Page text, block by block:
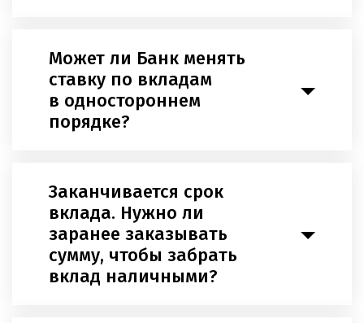
Может ли Банк менять
ставку по вкладам
в одностороннем
порядке?
Заканчивается срок
вклада. Нужно ли
заранее заказывать
сумму, чтобы забрать
вклад наличными?